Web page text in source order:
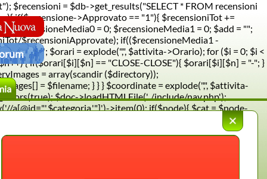
$recensioni = $db->get_results("SELECT * FROM recensioni
){ if($recensione->Approvato == "1"){ $recensioniTot +=
$recensioneMedia0 = 0; $recensioneMedia1 = 0; $add = "";
$recensioniApprovate); if(($recensioneMedia1 -
$orari = explode(",", $attivita->Orario); for ($i = 0; $i <
{ if($orari[$i][$n] == "CLOSE-CLOSE"){ $orari[$i][$n] = "-"; }
= array(scandir ($directory));
= $filename; } } } $coordinate = explode(",", $attivita-
$doc->loadHTMLFile('../include/nav.php');
a[@id="'.$categoria.'"]')->item(0); if($node){ $cat = $node-